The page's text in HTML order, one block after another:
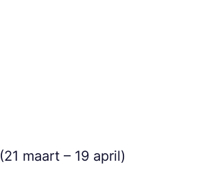
(21 maart – 19 april)